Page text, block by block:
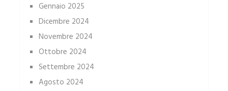
Gennaio 2025
Dicembre 2024
Novembre 2024
Ottobre 2024
Settembre 2024
Agosto 2024